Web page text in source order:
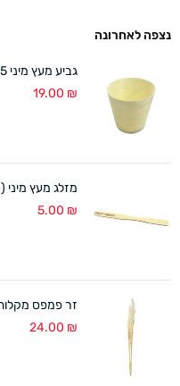
נצפה לאחרונה
גביע מעץ מיני 6/4.5 ס"מ (50 יח')
19.00 ₪
מזלג מעץ מיני (50 יח)
5.00 ₪
זר פמפס מקלות (8
24.00 ₪